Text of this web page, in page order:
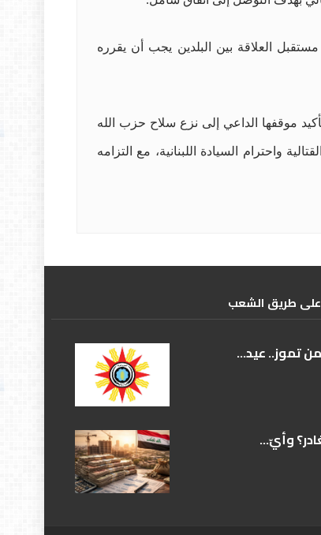
العلاقة بين البلدين يجب أن يقرره
موقفها الداعي إلى نزع سلاح حزب الله
واحترام السيادة اللبنانية، مع التزامه
علی طریق الشعب
تموز.. عيد...
وأيّ...